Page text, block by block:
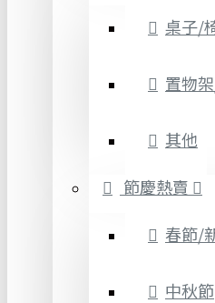
桌子/
置物
其他
節慶熱賣
春節/
中秋節